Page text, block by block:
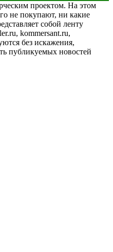
проектом. На этом
не покупают, ни какие
собой ленту
kommersant.ru,
без искажения,
публикуемых новостей